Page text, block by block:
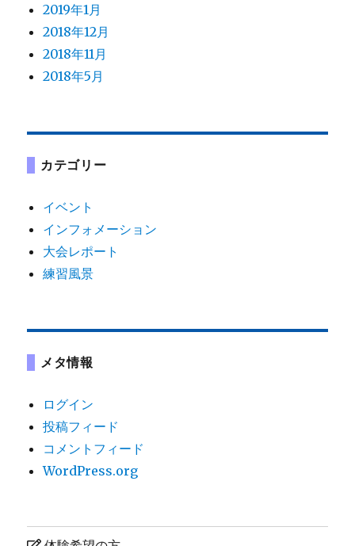
2019年1月
2018年12月
2018年11月
2018年5月
カテゴリー
イベント
インフォメーション
大会レポート
練習風景
メタ情報
ログイン
投稿フィード
コメントフィード
WordPress.org